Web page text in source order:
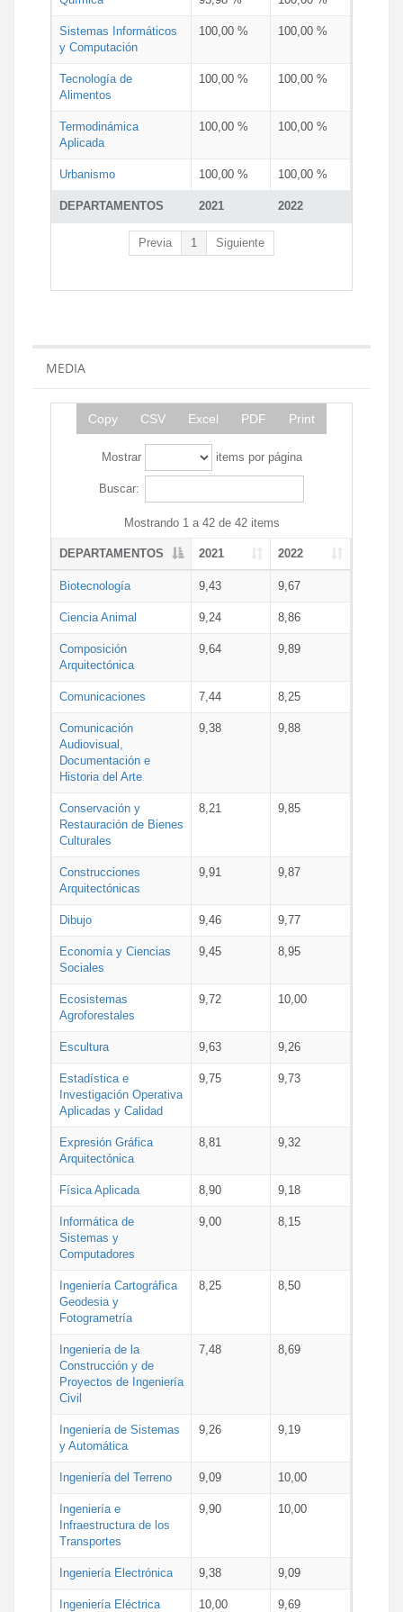
DEPARTAMENTOS 2021 2022
Sistemas Informáticos
y Computación
100,00 % 100,00 %
Tecnología de
Alimentos
100,00 % 100,00 %
Termodinámica
Aplicada
100,00 % 100,00 %
Urbanismo 100,00 % 100,00 %
Previa 1 Siguiente
MEDIA
Copy CSV Excel PDF Print
Mostrar items por página
Buscar:
Mostrando 1 a 42 de 42 items
DEPARTAMENTOS 2021 2022
Biotecnología 9,43 9,67
Ciencia Animal 9,24 8,86
Composición
Arquitectónica
9,64 9,89
Comunicaciones 7,44 8,25
Comunicación
Audiovisual,
Documentación e
Historia del Arte
9,38 9,88
Conservación y
Restauración de Bienes
Culturales
8,21 9,85
Construcciones
Arquitectónicas
9,91 9,87
Dibujo 9,46 9,77
Economía y Ciencias
Sociales
9,45 8,95
Ecosistemas
Agroforestales
9,72 10,00
Escultura 9,63 9,26
Estadística e
Investigación Operativa
Aplicadas y Calidad
9,75 9,73
Expresión Gráfica
Arquitectónica
8,81 9,32
Física Aplicada 8,90 9,18
Informática de
Sistemas y
Computadores
9,00 8,15
Ingeniería Cartográfica
Geodesia y
Fotogrametría
8,25 8,50
Ingeniería de la
Construcción y de
Proyectos de Ingeniería
Civil
7,48 8,69
Ingeniería de Sistemas
y Automática
9,26 9,19
Ingeniería del Terreno 9,09 10,00
Ingeniería e
Infraestructura de los
Transportes
9,90 10,00
Ingeniería Electrónica 9,38 9,09
Ingeniería Eléctrica 10,00 9,69